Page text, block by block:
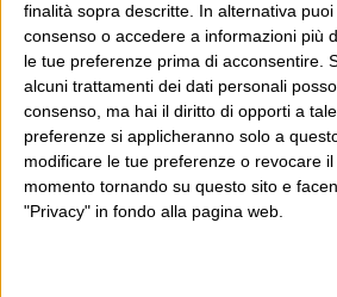
finalità sopra descritte. In alternativa
consenso o accedere a informazioni più
le tue preferenze prima di acconsentire.
alcuni trattamenti dei dati personali
consenso, ma hai il diritto di opporti a
preferenze si applicheranno solo a
modificare le tue preferenze o revocare
momento tornando su questo sito e
"Privacy" in fondo alla pagina web.